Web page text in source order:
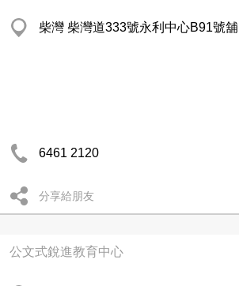
柴灣 柴灣道333號永利中心B91號舖
6461 2120
分享給朋友
公文式銳進教育中心